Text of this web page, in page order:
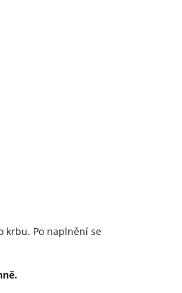
krbu. Po naplnění se